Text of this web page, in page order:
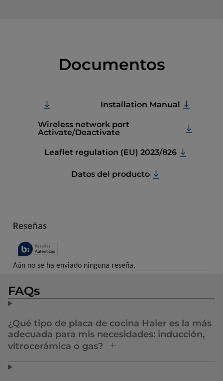
Documentos
Installation Manual
Wireless network port
Activate/Deactivate
Leaflet regulation (EU) 2023/826
Datos del producto
FAQs
¿Qué tipo de placa de cocina Haier es la más
adecuada para mis necesidades: inducción,
vitrocerámica o gas?